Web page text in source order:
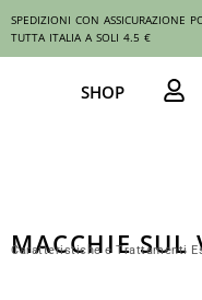
SPEDIZIONI CON ASSICURAZIONE
TUTTA ITALIA A SOLI 4.5 €
SHOP
MACCHIE SUL
Caratteristiche e Trattamenti